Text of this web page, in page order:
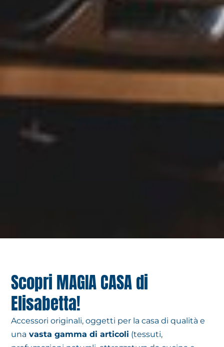
Scopri MAGIA CASA di
Elisabetta!
Accessori originali, oggetti per la casa di qualità e
una vasta gamma di articoli (tessuti,